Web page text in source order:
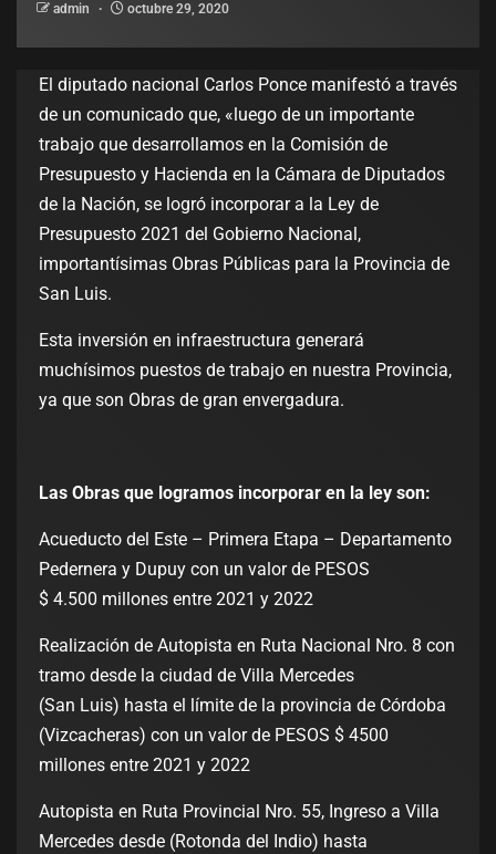
admin octubre 29, 2020
El diputado nacional Carlos Ponce manifestó a través
de un comunicado que, «luego de un importante
trabajo que desarrollamos en la Comisión de
Presupuesto y Hacienda en la Cámara de Diputados
de la Nación, se logró incorporar a la Ley de
Presupuesto 2021 del Gobierno Nacional,
importantísimas Obras Públicas para la Provincia de
San Luis.
Esta inversión en infraestructura generará
muchísimos puestos de trabajo en nuestra Provincia,
ya que son Obras de gran envergadura.
Las Obras que logramos incorporar en la ley son:
Acueducto del Este – Primera Etapa – Departamento
Pedernera y Dupuy con un valor de PESOS
$ 4.500 millones entre 2021 y 2022
Realización de Autopista en Ruta Nacional Nro. 8 con
tramo desde la ciudad de Villa Mercedes
(San Luis) hasta el límite de la provincia de Córdoba
(Vizcacheras) con un valor de PESOS $ 4500
millones entre 2021 y 2022
Autopista en Ruta Provincial Nro. 55, Ingreso a Villa
Mercedes desde (Rotonda del Indio) hasta